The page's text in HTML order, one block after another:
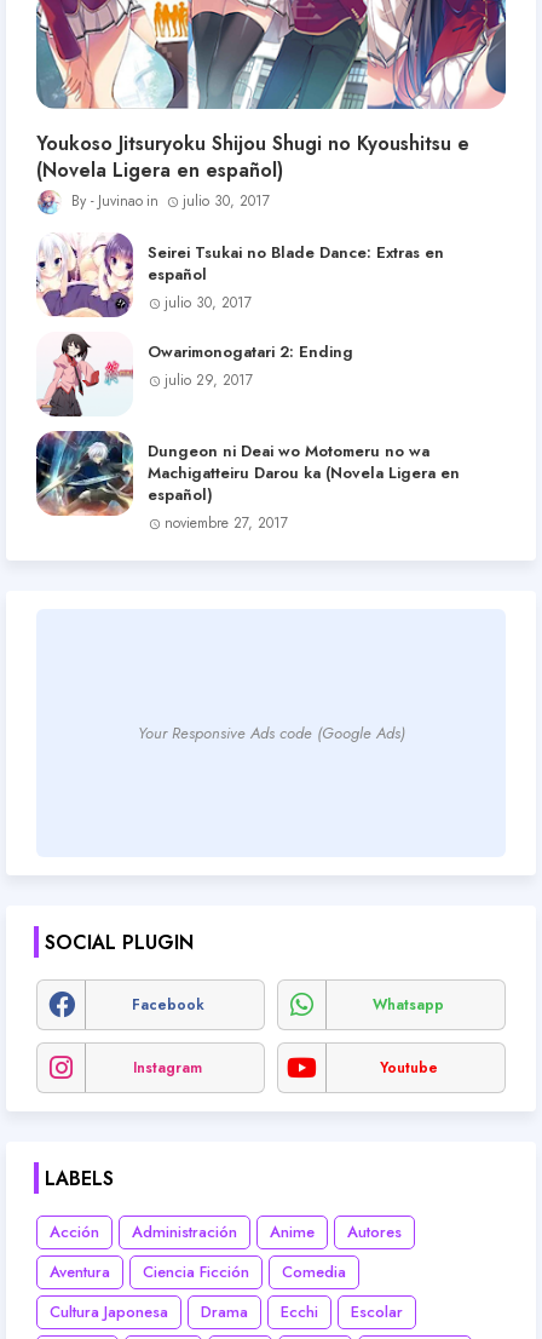
Youkoso Jitsuryoku Shijou Shugi no Kyoushitsu e
(Novela Ligera en español)
Juvinao julio 30, 2017
Seirei Tsukai no Blade Dance: Extras en
español
julio 30, 2017
Owarimonogatari 2: Ending
julio 29, 2017
Dungeon ni Deai wo Motomeru no wa
Machigatteiru Darou ka (Novela Ligera en
español)
noviembre 27, 2017
Your Responsive Ads code (Google Ads)
SOCIAL PLUGIN
Facebook Whatsapp
Instagram Youtube
LABELS
Acción Administración Anime
Autores
Aventura
Ciencia Ficción
Comedia
Cultura Japonesa
Drama Ecchi
Escolar